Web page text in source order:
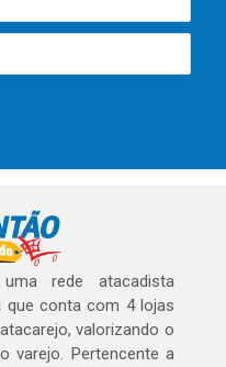
rede atacadista
que conta com 4 lojas
valorizando o
varejo. Pertencente a